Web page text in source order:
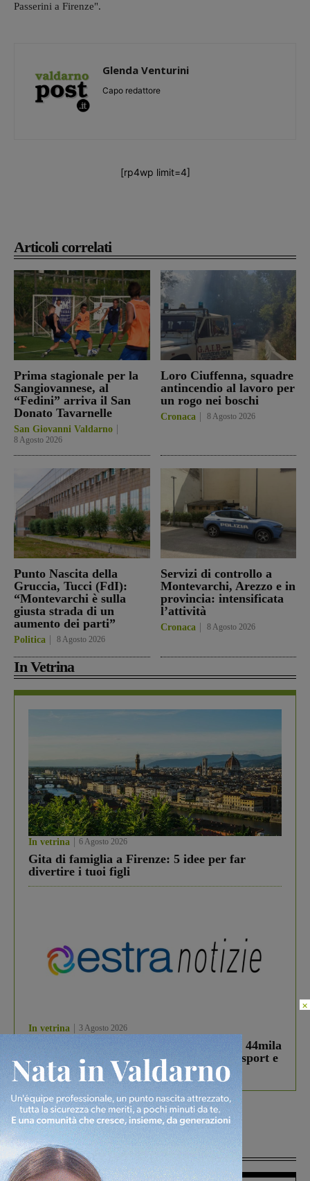
Articoli correlati
Prima stagionale per la
Sangiovannese, al
“Fedini” arriva il San
Donato Tavarnelle
San Giovanni Valdarno
8 Agosto 2026
Loro Ciuffenna, squadre
antincendio al lavoro per
un rogo nei boschi
Cronaca 8 Agosto 2026
Punto Nascita della
Gruccia, Tucci (FdI):
“Montevarchi è sulla
giusta strada di un
aumento dei parti”
Politica 8 Agosto 2026
Servizi di controllo a
Montevarchi, Arezzo e in
provincia: intensificata
l’attività
Cronaca 8 Agosto 2026
In Vetrina
In vetrina 6 Agosto 2026
Gita di famiglia a Firenze: 5 idee per far
divertire i tuoi figli
In vetrina 3 Agosto 2026
Estra Notizie agosto: Smart Cities, oltre 44mila
studenti coinvolti, torna il bando per lo sport e
debutta il podcast Estrair
Più lette
Passerini a Firenze".
Glenda Venturini
Capo redattore
[rp4wp limit=4]
×